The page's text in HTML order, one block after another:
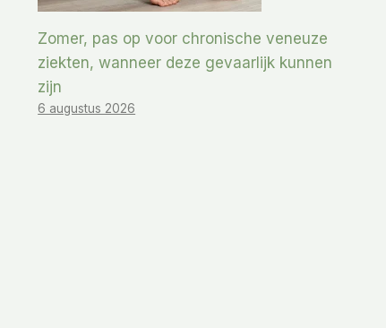
Zomer, pas op voor chronische veneuze
ziekten, wanneer deze gevaarlijk kunnen
zijn
6 augustus 2026